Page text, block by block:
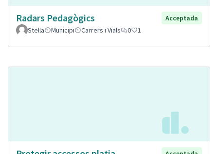
Radars Pedagògics
Acceptada
Stella
Municipi Carrers i Vials 0 1